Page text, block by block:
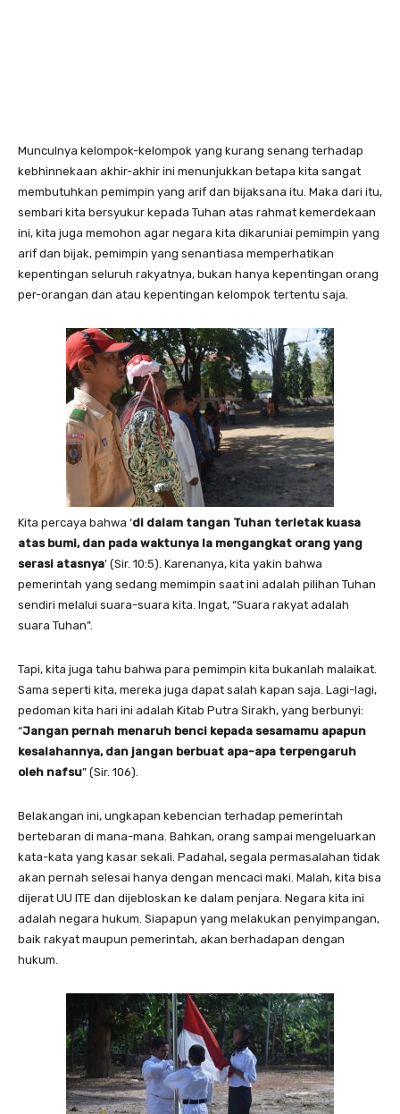
Munculnya kelompok-kelompok yang kurang senang terhadap
kebhinnekaan akhir-akhir ini menunjukkan betapa kita sangat
membutuhkan pemimpin yang arif dan bijaksana itu. Maka dari itu,
sembari kita bersyukur kepada Tuhan atas rahmat kemerdekaan
ini, kita juga memohon agar negara kita dikaruniai pemimpin yang
arif dan bijak, pemimpin yang senantiasa memperhatikan
kepentingan seluruh rakyatnya, bukan hanya kepentingan orang
per-orangan dan atau kepentingan kelompok tertentu saja.
Kita percaya bahwa ‘di dalam tangan Tuhan terletak kuasa
atas bumi, dan pada waktunya Ia mengangkat orang yang
serasi atasnya’ (Sir. 10:5). Karenanya, kita yakin bahwa
pemerintah yang sedang memimpin saat ini adalah pilihan Tuhan
sendiri melalui suara-suara kita. Ingat, “Suara rakyat adalah
suara Tuhan”.
Tapi, kita juga tahu bahwa para pemimpin kita bukanlah malaikat.
Sama seperti kita, mereka juga dapat salah kapan saja. Lagi-lagi,
pedoman kita hari ini adalah Kitab Putra Sirakh, yang berbunyi:
“Jangan pernah menaruh benci kepada sesamamu apapun
kesalahannya, dan jangan berbuat apa-apa terpengaruh
oleh nafsu” (Sir. 106).
Belakangan ini, ungkapan kebencian terhadap pemerintah
bertebaran di mana-mana. Bahkan, orang sampai mengeluarkan
kata-kata yang kasar sekali. Padahal, segala permasalahan tidak
akan pernah selesai hanya dengan mencaci maki. Malah, kita bisa
dijerat UU ITE dan dijebloskan ke dalam penjara. Negara kita ini
adalah negara hukum. Siapapun yang melakukan penyimpangan,
baik rakyat maupun pemerintah, akan berhadapan dengan
hukum.